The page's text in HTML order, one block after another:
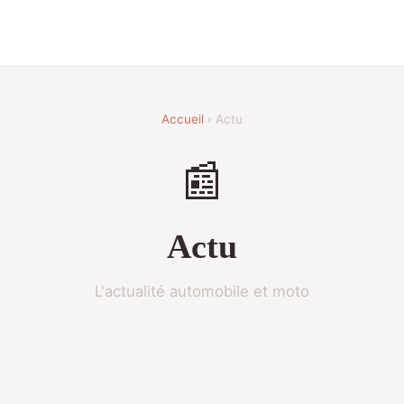
Accueil › Actu
📰
Actu
L'actualité automobile et moto